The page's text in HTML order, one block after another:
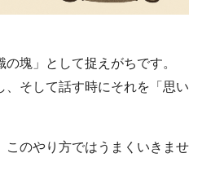
塊」として捉えがちです。
、そして話す時にそれを「思い
このやり方ではうまくいきませ